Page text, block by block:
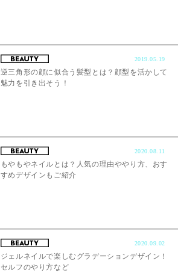
2019.05.19
逆三角形の顔に似合う髪型とは？顔型を活かして
魅力を引き出そう！
2020.08.11
もやもやネイルとは？人気の理由ややり方、おす
すめデザインもご紹介
2020.09.02
ジェルネイルで楽しむグラデーションデザイン！
セルフのやり方など